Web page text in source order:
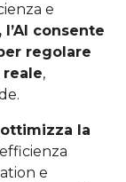
e
consente
regolare
,
ottimizza la
e